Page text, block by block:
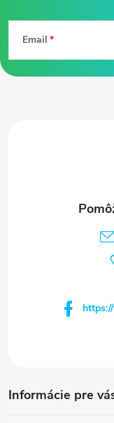
á
ä
Email
Informácie pre